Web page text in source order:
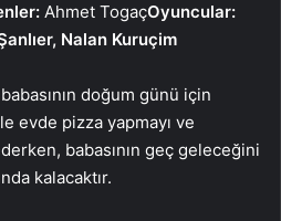
Ahmet TogaçOyuncular:
Nalan Kuruçim
doğum günü için
evde pizza yapmayı ve
babasının geç geleceğini
kalacaktır.